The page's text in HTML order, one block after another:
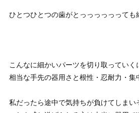
ひとつひとつの歯がとっっっっっっても
こんなに細かいパーツを切り取っていく
相当な手先の器用さと根性・忍耐力・
私だったら途中で気持ちが負けてしまい